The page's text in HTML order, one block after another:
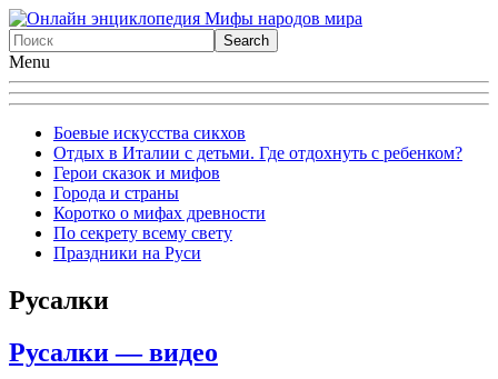
Menu
Боевые искусства сикхов
Отдых в Италии с детьми. Где отдохнуть с ребенком?
Герои сказок и мифов
Города и страны
Коротко о мифах древности
По секрету всему свету
Праздники на Руси
Русалки
Русалки — видео